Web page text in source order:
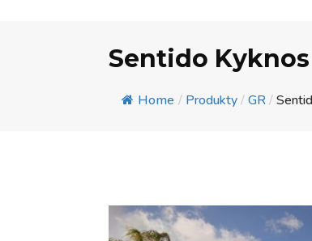
Sentido
Home / Produkty / GR /